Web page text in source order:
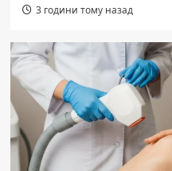
3 години тому назад